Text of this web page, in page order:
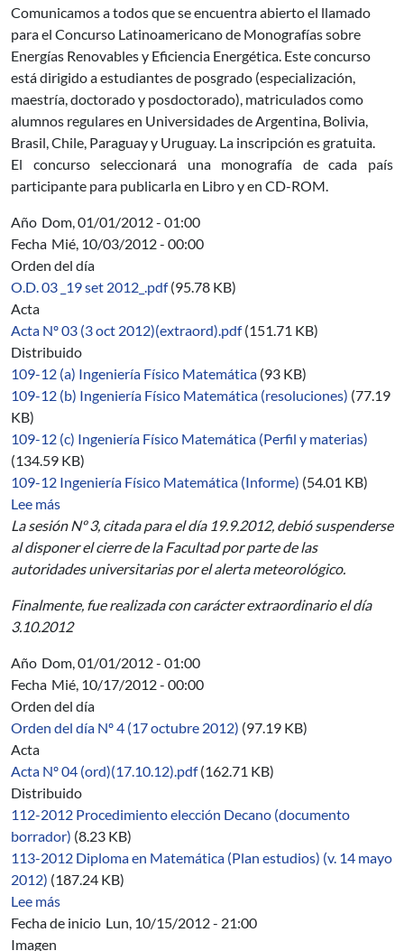
Comunicamos a todos que se encuentra abierto el llamado
para el Concurso Latinoamericano de Monografías sobre
Energías Renovables y Eficiencia Energética. Este concurso
está dirigido a estudiantes de posgrado (especialización,
maestría, doctorado y posdoctorado), matriculados como
alumnos regulares en Universidades de Argentina, Bolivia,
Brasil, Chile, Paraguay y Uruguay. La inscripción es gratuita.
El concurso seleccionará una monografía de cada país
participante para publicarla en Libro y en CD-ROM.
Año Dom, 01/01/2012 - 01:00
Fecha Mié, 10/03/2012 - 00:00
Orden del día
O.D. 03 _19 set 2012_.pdf (95.78 KB)
Acta
Acta Nº 03 (3 oct 2012)(extraord).pdf (151.71 KB)
Distribuido
109-12 (a) Ingeniería Físico Matemática (93 KB)
109-12 (b) Ingeniería Físico Matemática (resoluciones) (77.19
KB)
109-12 (c) Ingeniería Físico Matemática (Perfil y materias)
(134.59 KB)
109-12 Ingeniería Físico Matemática (Informe) (54.01 KB)
Lee mássobre 03/2012-2014
La sesión Nº 3, citada para el día 19.9.2012, debió suspenderse
al disponer el cierre de la Facultad por parte de las
autoridades universitarias por el alerta meteorológico.
Finalmente, fue realizada con carácter extraordinario el día
3.10.2012
Año Dom, 01/01/2012 - 01:00
Fecha Mié, 10/17/2012 - 00:00
Orden del día
Orden del día Nº 4 (17 octubre 2012) (97.19 KB)
Acta
Acta Nº 04 (ord)(17.10.12).pdf (162.71 KB)
Distribuido
112-2012 Procedimiento elección Decano (documento
borrador) (8.23 KB)
113-2012 Diploma en Matemática (Plan estudios) (v. 14 mayo
2012) (187.24 KB)
Lee mássobre 04/2012-2014
Fecha de inicio Lun, 10/15/2012 - 21:00
Imagen